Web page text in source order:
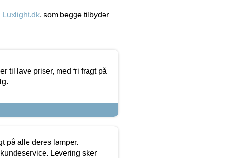
Luxlight.dk, som begge tilbyder
til lave priser, med fri fragt på
på alle deres lamper.
Levering sker